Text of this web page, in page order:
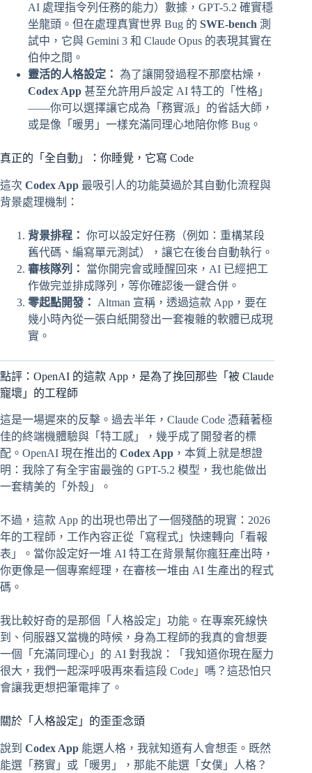
AI 處理指令列任務的能力）數據，GPT-5.2 確實穩
坐龍頭。但在處理真實世界 Bug 的 SWE-bench 測
試中，它與 Gemini 3 和 Claude Opus 的表現其實在
伯仲之間。
靈活的人格設定： 為了讓開發過程不那麼枯燥，
Codex App 甚至允許用戶設定 AI 特工的「性格」
——你可以選擇讓它成為「務實派」的省話大師，
或是像「暖男」一樣充滿同理心地陪你修 Bug。
真正的「全自動」：你睡覺，它寫 Code
這次 Codex App 最吸引人的功能莫過於其自動化流程與
背景處理機制：
背景排程： 你可以設定好任務（例如：重構某段
舊代碼、編寫單元測試），讓它在後台自動執行。
審核隊列：
當你開完會或睡醒回來，AI 已經把工
作做完並排成隊列，等你確認後一鍵合併。
零起點開發：
Altman 宣稱，透過這款 App，要在
幾小時內從一張白紙開發出一套複雜的軟體已成現
實。
點評：OpenAI 的這款 App，是為了挽回那些「被 Claude
寵壞」的工程師
這是一場遲來的反擊。過去半年，Claude Code 憑藉著極
佳的終端機體驗與「特工感」，幾乎成了開發者的標
配。OpenAI 現在推出的 Codex App ，本質上就是想證
明：我除了有全宇宙最強的 GPT-5.2 模型，我也能做出
一套精美的「外殼」。
不過，這款 App 的出現也帶出了一個殘酷的現實：2026
年的工程師，工作內容正從「寫程式」快速轉向「看報
表」。當你設定好一堆 AI 特工在背景幫你瘋狂產出時，
你更像是一個專案經理，在審核一堆由 AI 生產出的程式
碼。
我比較好奇的是那個「人格設定」功能。在專案死線快
到、伺服器又當機的時候，身為工程師的我真的會想要
一個「充滿同理心」的 AI 對我說：「我知道你現在壓力
很大，我們一起深呼吸再來看這段 Code」嗎？這恐怕只
會讓我更想把筆電摔了。
關於「人格設定」的歪歪念頭
說到 Codex App 能選人格，我就知道有人會想歪。既然
能選「務實」或「暖男」，那能不能選「女僕」人格？